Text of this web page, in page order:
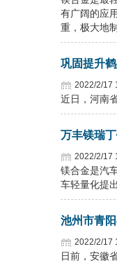
有广阔的应
重，极大地
巩固提升
2022/2/17
近日，河南
万丰镁瑞
2022/2/17
镁合金是汽
车轻量化提
池州市青
2022/2/17
日前，安徽